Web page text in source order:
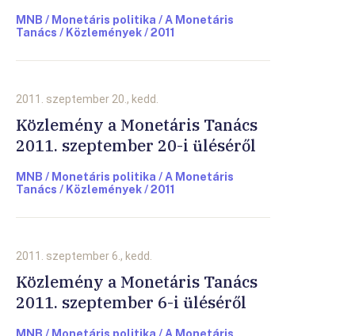
MNB / Monetáris politika / A Monetáris
Tanács / Közlemények / 2011
2011. szeptember 20., kedd.
Közlemény a Monetáris Tanács
2011. szeptember 20-i üléséről
MNB / Monetáris politika / A Monetáris
Tanács / Közlemények / 2011
2011. szeptember 6., kedd.
Közlemény a Monetáris Tanács
2011. szeptember 6-i üléséről